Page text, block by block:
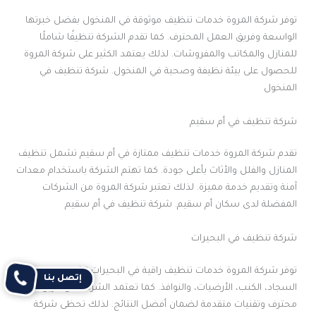
توفر شركة المروة خدمات تنظيف موثوقة في المنخول بفضل خبرتها
الواسعة وفريق العمل المحترف. كما تقدم الشركة تنظيفًا شاملًا
للمنازل والمكاتب والمفروشات. لذلك يعتمد الكثير على شركة المروة
للحصول على بيئة نظيفة وصحية في المنخول. شركة تنظيف في
المنخول
شركة تنظيف في أم سقيم
تقدم شركة المروة خدمات تنظيف ممتازة في أم سقيم تشمل تنظيف
المنازل والفلل والأثاث بأعلى جودة. كما تهتم الشركة باستخدام معدات
آمنة وتقديم خدمة مميزة. لذلك تعتبر شركة المروة من الشركات
المفضلة لدى سكان أم سقيم. شركة تنظيف في أم سقيم
شركة تنظيف في البحيرات
توفر شركة المروة خدمات تنظيف راقية في البحيرات تشمل تنظيف
السجاد، الكنب، الأرضيات، والنوافذ. كما تعتمد الشركة على فريق
محترف وتقنيات متقدمة لضمان أفضل النتائج. لذلك تحظى شركة
إتصل بنا